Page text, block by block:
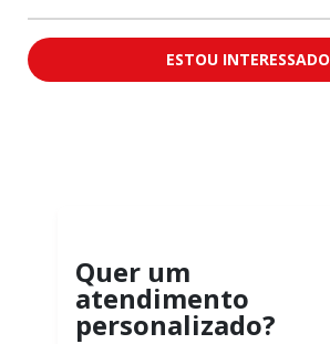
ESTOU INTERESSADO
Quer um
atendimento
personalizado?